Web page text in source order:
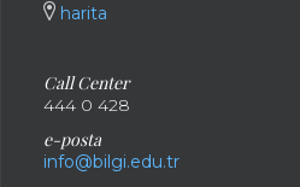
harita
Call Center
444 0 428
e-posta
info@bilgi.edu.tr